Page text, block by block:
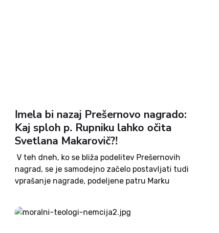
Imela bi nazaj Prešernovo nagrado:
Kaj sploh p. Rupniku lahko očita
Svetlana Makarovič?!
V teh dneh, ko se bliža podelitev Prešernovih
nagrad, se je samodejno začelo postavljati tudi
vprašanje nagrade, podeljene patru Marku
podelitev verjetno že pozabila, če ne bi takrat
nagrade za...